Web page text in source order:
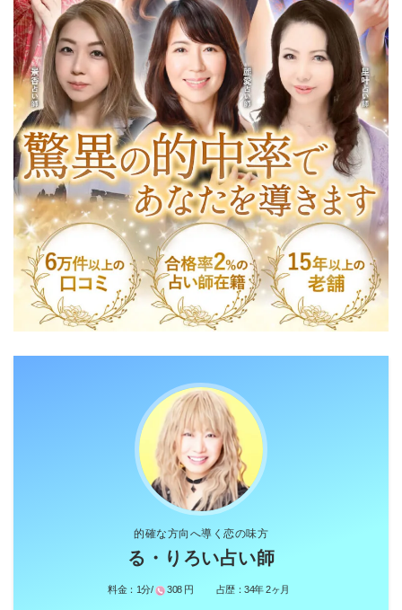
的確な方向へ導く恋の味方
る・りろい占い師
料金： 1分/ 308 円 占歴：34年 2ヶ月